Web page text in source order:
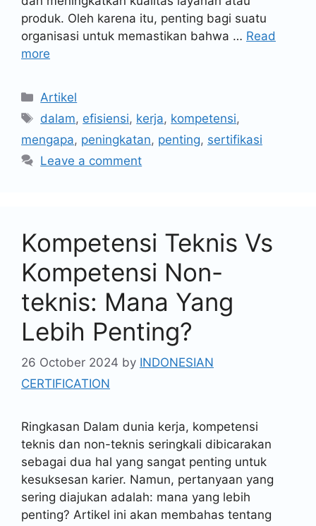
produk. Oleh karena itu, penting bagi suatu
organisasi untuk memastikan bahwa … Read
more
Artikel
dalam, efisiensi, kerja, kompetensi,
mengapa, peningkatan, penting, sertifikasi
Leave a comment
Kompetensi Teknis Vs
Kompetensi Non-
teknis: Mana Yang
Lebih Penting?
26 October 2024 by INDONESIAN
CERTIFICATION
Ringkasan Dalam dunia kerja, kompetensi
teknis dan non-teknis seringkali dibicarakan
sebagai dua hal yang sangat penting untuk
kesuksesan karier. Namun, pertanyaan yang
sering diajukan adalah: mana yang lebih
penting? Artikel ini akan membahas tentang